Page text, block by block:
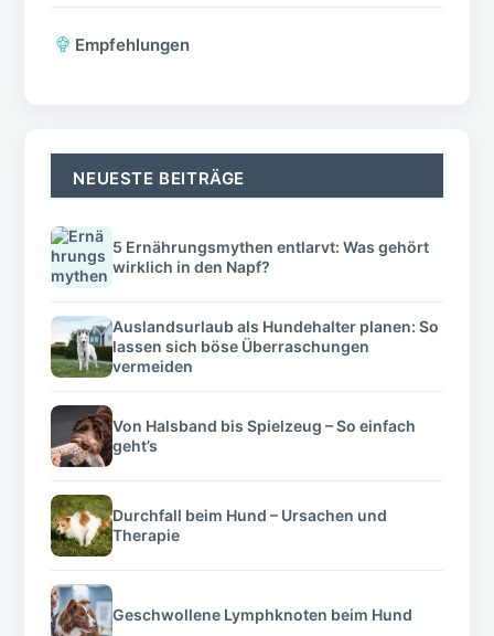
Empfehlungen
NEUESTE BEITRÄGE
5 Ernährungsmythen entlarvt: Was gehört
wirklich in den Napf?
Auslandsurlaub als Hundehalter planen: So
lassen sich böse Überraschungen
vermeiden
Von Halsband bis Spielzeug – So einfach
geht’s
Durchfall beim Hund – Ursachen und
Therapie
Geschwollene Lymphknoten beim Hund